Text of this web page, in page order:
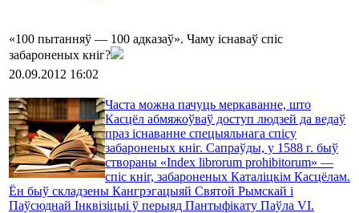
«100 пытанняў — 100 адказаў». Чаму існаваў спіс
забароненых кніг?
20.09.2012 16:02
Часта можна пачуць меркаванне, што
Касцёл абмяжоўваў доступ людзей да ведаў
праз існаванне спецыяльнага спісу
забароненых кніг. Сапраўды, у 1588 г. быў
створаны «Index librorum prohibitorum» —
спіс кніг, забароненых Каталіцкім Касцёлам.
Ён быў складзены Кангрэгацыяй Святой Рымскай і
Паўсюднай Інквізіцыі ў перыяд Пантыфікату Паўла VI.